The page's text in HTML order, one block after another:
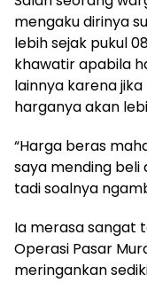
mengaku dirinya
lebih sejak pukul
khawatir apabila
lainnya karena
harganya akan
“Harga beras
saya mending beli
tadi soalnya
Ia merasa sangat
Operasi Pasar
meringankan